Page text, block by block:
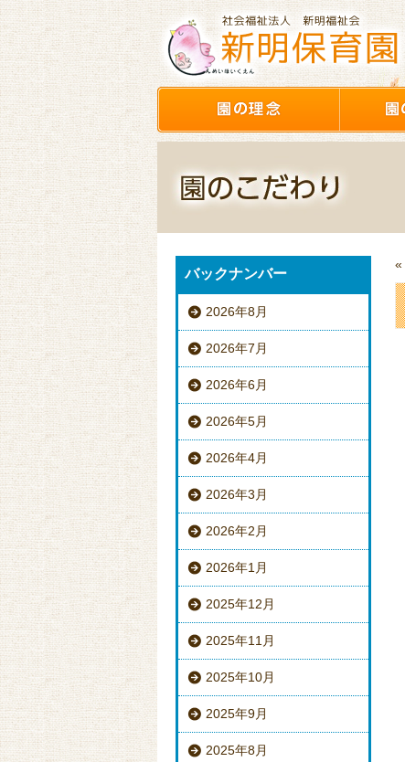
バックナンバー
2026年8月
2026年7月
2026年6月
2026年5月
2026年4月
2026年3月
2026年2月
2026年1月
2025年12月
2025年11月
2025年10月
2025年9月
2025年8月
«